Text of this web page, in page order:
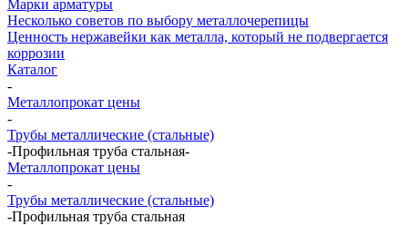
Марки арматуры
Несколько советов по выбору металлочерепицы
Ценность нержавейки как металла, который не подвергается
коррозии
Каталог
-
Металлопрокат цены
-
Трубы металлические (стальные)
-Профильная труба стальная-
Металлопрокат цены
-
Трубы металлические (стальные)
-Профильная труба стальная